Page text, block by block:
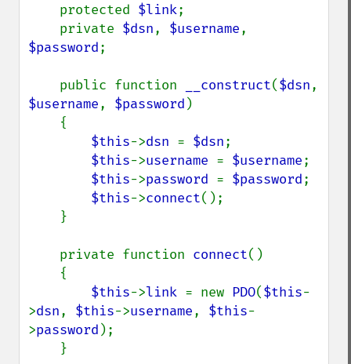
    protected
$link;
    private
$dsn, $username
$password;
    public function
__construct($dsn
$username, $password )
$this->dsn = $dsn;
$this->username = $username;
$this->password = $password;
$this->connect();
    private function
connect()
$this->link = new PDO($this-
>dsn, $this->username, $this-
>password );